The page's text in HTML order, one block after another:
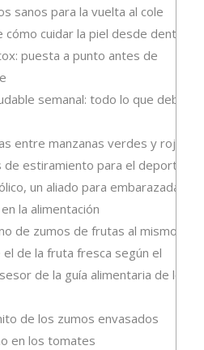
sanos para la vuelta al cole
cómo cuidar la piel desde dentro
puesta a punto antes de
semanal: todo lo que debes
entre manzanas verdes y rojas
de estiramiento para el deporte
un aliado para embarazadas.
la alimentación
de zumos de frutas al mismo
el de la fruta fresca según el
de la guía alimentaria de los
de los zumos envasados
en los tomates